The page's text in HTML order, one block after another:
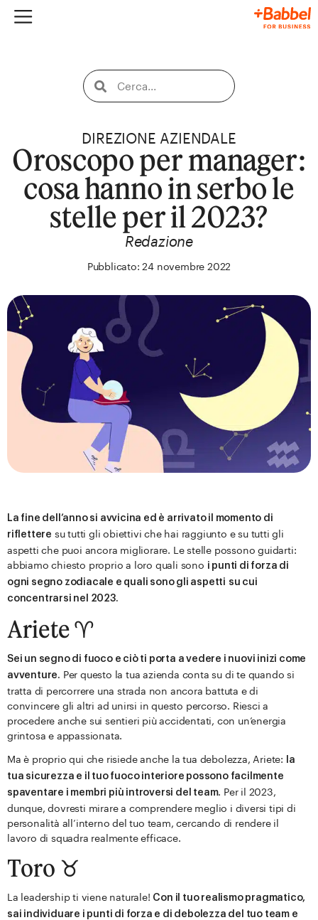
DIREZIONE AZIENDALE
Oroscopo per manager:
cosa hanno in serbo le
stelle per il 2023?
Redazione
Pubblicato: 24 novembre 2022
La fine dell’anno si avvicina ed è arrivato il momento di
riflettere su tutti gli obiettivi che hai raggiunto e su tutti gli
aspetti che puoi ancora migliorare. Le stelle possono guidarti:
abbiamo chiesto proprio a loro quali sono i punti di forza di
ogni segno zodiacale e quali sono gli aspetti su cui
concentrarsi nel 2023.
Ariete ♈️
Sei un segno di fuoco e ciò ti porta a vedere i nuovi inizi come
avventure. Per questo la tua azienda conta su di te quando si
tratta di percorrere una strada non ancora battuta e di
convincere gli altri ad unirsi in questo percorso. Riesci a
procedere anche sui sentieri più accidentati, con un’energia
grintosa e appassionata.
Ma è proprio qui che risiede anche la tua debolezza, Ariete:
la
tua sicurezza e il tuo fuoco interiore possono facilmente
spaventare i membri più introversi del team. Per il 2023,
dunque, dovresti mirare a comprendere meglio i diversi tipi di
personalità all’interno del tuo team, cercando di rendere il
lavoro di squadra realmente efficace.
Toro ♉️
La leadership ti viene naturale! Con il tuo realismo pragmatico,
sai individuare i punti di forza e di debolezza del tuo team e